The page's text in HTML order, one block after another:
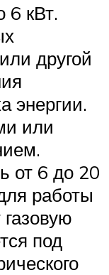
6 кВт.
другой
энергии.
или
от 6 до 20
работы
газовую
под